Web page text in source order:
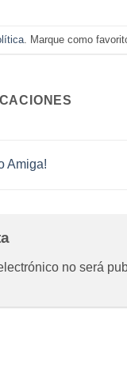
. Marque como
Amiga!
no será